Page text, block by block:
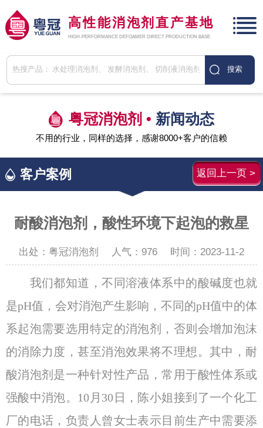
高性能消泡剂直产基地
HIGH-PERFORMANCE DEFOAMER DIRECT PRODUCTION BASE
粤冠消泡剂 • 新闻动态
不用的行业，同样的选择，感谢8000+客户的信赖
客户案例 返回上一页 >
耐酸消泡剂，酸性环境下起泡的救星
出处：粤冠消泡剂 人气： 976 时间：2023-11-2
我们都知道，不同溶液体系中的酸碱度也就
是pH值，会对消泡产生影响，不同的pH值中的体
系起泡需要选用特定的消泡剂，否则会增加泡沫
的消除力度，甚至消泡效果将不理想。其中，耐
酸消泡剂是一种针对性产品，常用于酸性体系或
强酸中消泡。10月30日，陈小姐接到了一个化工
厂的电话，负责人曾女士表示目前生产中需要添